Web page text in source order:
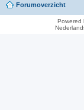
Forumoverzicht
Powered